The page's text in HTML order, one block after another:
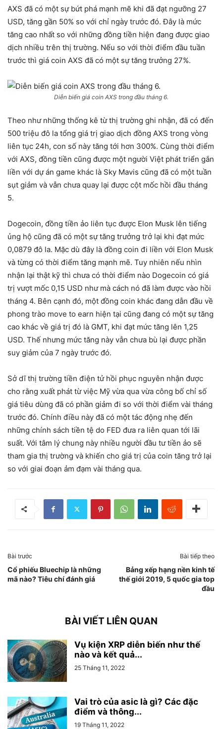
AXS đã có một sự bứt phá mạnh mẽ khi đã đạt ngưỡng 27
USD, tăng gần 50% so với chỉ ngày trước đó. Đây là mức
tăng cao nhất so với những đồng tiền hiện đang được giao
dịch nhiều trên thị trường. Nếu so với thời điểm đầu tuần
trước thì giá coin AXS đã có một sự tăng trưởng 27%.
Diễn biến giá coin AXS trong đầu tháng 6.
Theo như những thống kê từ thị trường ghi nhận, đã có đến
500 triệu đô la tổng giá trị giao dịch đồng AXS trong vòng
liên tục 24h, con số này tăng tới hơn 300%. Cùng thời điểm
với AXS, đồng tiền cũng được một người Việt phát triển gắn
liền với dự án game khác là Sky Mavis cũng đã có một tuần
sụt giảm và vẫn chưa quay lại được cột mốc hồi đầu tháng
5.
Dogecoin, đồng tiền ảo liên tục được Elon Musk lên tiếng
ủng hộ cũng đã có một sự tăng trưởng trở lại khi đạt mức
0,0879 đô la. Mặc dù đây là đồng coin đi liền với Elon Musk
và từng có thời điểm tăng mạnh mẽ. Tuy nhiên nếu nhìn
nhận lại thật kỹ thì chưa có thời điểm nào Dogecoin có giá
trị vượt mốc 0,15 USD như mà cách nó đã làm được vào hồi
tháng 4. Bên cạnh đó, một đồng coin khác đang dẫn đầu về
phong trào move to earn hiện tại cũng đang có một sự tăng
cao khác về giá trị đó là GMT, khi đạt mức tăng lên 1,25
USD. Thế nhưng mức tăng này vẫn chưa bù lại được phần
suy giảm của 7 ngày trước đó.
Sở dĩ thị trường tiền điện tử hồi phục nguyên nhận được
cho rằng xuất phát từ việc Mỹ vừa qua vừa công bố chỉ số
giá tiêu dùng đã có phần giảm đi so với thời điểm vài tháng
trước đó. Chính điều này đã có một tác động nhẹ đến
những chính sách tiền tệ do FED đưa ra liên quan tới lãi
suất. Với tâm lý chung này nhiều người đầu tư tiền ảo sẽ
tham gia thị trường và khiến cho giá trị của coin tăng trở lại
so với giai đoạn ảm đạm vài tháng qua.
Bài trước
Cổ phiếu Bluechip là những
mã nào? Tiêu chí đánh giá
Bài tiếp theo
Bảng xếp hạng nền kinh tế
thế giới 2019, 5 quốc gia top
đầu
BÀI VIẾT LIÊN QUAN
Vụ kiện XRP diễn biến như thế
nào và kết quả...
25 Tháng 11, 2022
Vai trò của asic là gì? Các đặc
điểm và thông...
19 Tháng 11, 2022